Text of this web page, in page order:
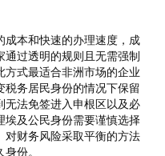
成本和快速的办理速度，成
过透明的规则且无需强制
方式最适合非洲市场的企业
税务居民身份的情况下保留
无法免签进入申根区以及必
埃及公民身份需要谨慎选择
对财务风险采取平衡的方法
份。